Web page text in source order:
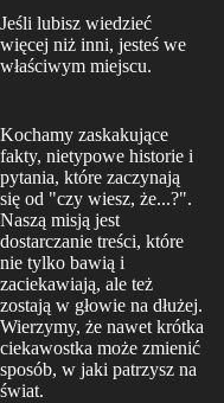
Jeśli lubisz wiedzieć
więcej niż inni, jesteś we
właściwym miejscu.
Kochamy zaskakujące
fakty, nietypowe historie i
pytania, które zaczynają
się od "czy wiesz, że...?".
Naszą misją jest
dostarczanie treści, które
nie tylko bawią i
zaciekawiają, ale też
zostają w głowie na dłużej.
Wierzymy, że nawet krótka
ciekawostka może zmienić
sposób, w jaki patrzysz na
świat.